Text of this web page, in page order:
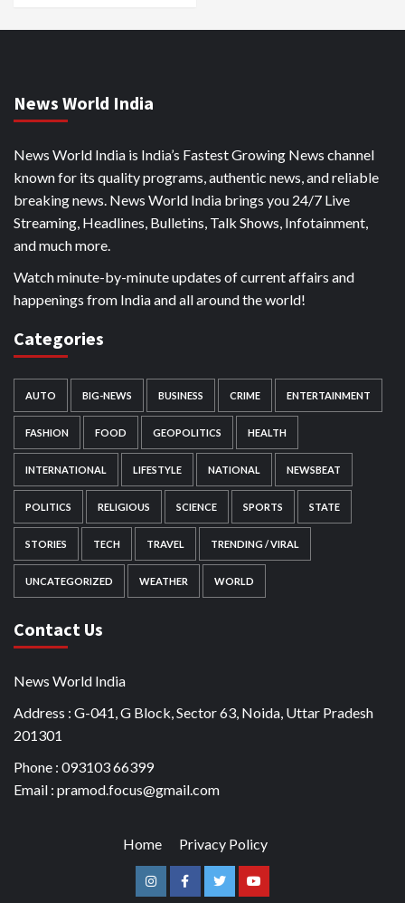
News World India
News World India is India’s Fastest Growing News channel
known for its quality programs, authentic news, and reliable
breaking news. News World India brings you 24/7 Live
Streaming, Headlines, Bulletins, Talk Shows, Infotainment,
and much more.
Watch minute-by-minute updates of current affairs and
happenings from India and all around the world!
Categories
AUTO BIG-NEWS BUSINESS CRIME ENTERTAINMENT
FASHION FOOD GEOPOLITICS HEALTH
INTERNATIONAL LIFESTYLE NATIONAL NEWSBEAT
POLITICS RELIGIOUS SCIENCE SPORTS STATE
STORIES TECH TRAVEL TRENDING / VIRAL
UNCATEGORIZED WEATHER WORLD
Contact Us
News World India
Address : G-041, G Block, Sector 63, Noida, Uttar Pradesh
201301
Phone : 093103 66399
Email : pramod.focus@gmail.com
Home Privacy Policy
InstagramFacebookTwitterYoutube